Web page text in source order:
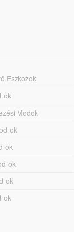
Eszközök
ok
Modok
ok
ok
ok
ok
ok